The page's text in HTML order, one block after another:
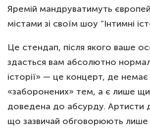
Яремій мандруватимуть
містами зі своїм шоу “Інтимні
Це стендап, після якого ваше
здасться вам абсолютно
історії» — це концерт, де немає
«заборонених» тем, а є лише
доведена до абсурду. Артисти
що зазвичай обговорюють лише